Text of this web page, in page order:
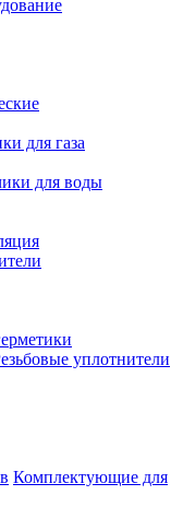
для газа
для воды
уплотнители
Комплектующие для